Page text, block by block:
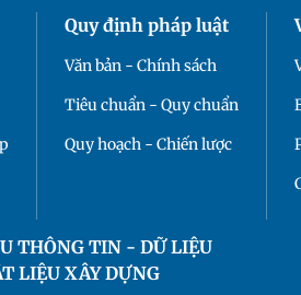
Quy định pháp luật
Văn bản - Chính sách
Tiêu chuẩn - Quy chuẩn
Quy hoạch - Chiến lược
THÔNG TIN - DỮ LIỆU
LIỆU XÂY DỰNG